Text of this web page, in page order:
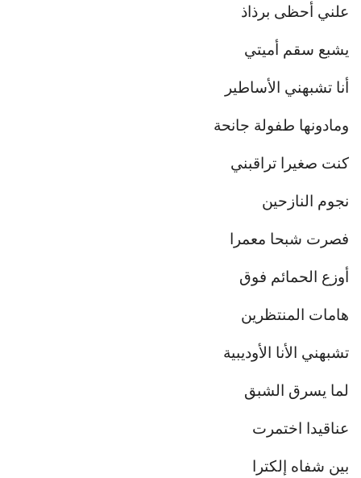
علني أحظى برذاذ
يشبع سقم أميتي
أنا تشبهني الأساطير
ومادونها طفولة جانحة
كنت صغيرا تراقبني
نجوم النازحين
فصرت شبحا معمرا
أوزع الحمائم فوق
هامات المنتظرين
تشبهني الأنا الأوديبية
لما يسرق الشبق
عناقيدا اختمرت
بين شفاه إلكترا